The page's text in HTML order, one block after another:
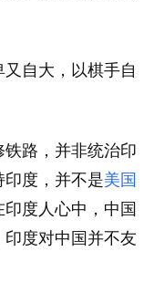
又自大，以棋手自
路，并非统治印
印度，并不是美国
印度人心中，中国
度对中国并不友